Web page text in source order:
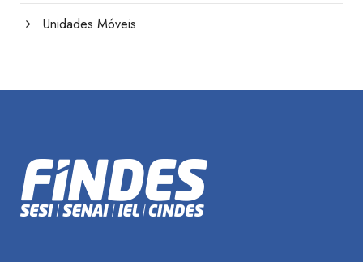
Unidades Móveis